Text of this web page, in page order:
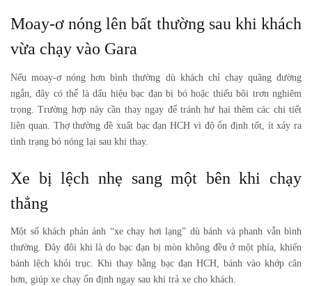
Moay-ơ nóng lên bất thường sau khi khách
vừa chạy vào Gara
Nếu moay-ơ nóng hơn bình thường dù khách chỉ chạy quãng đường
ngắn, đây có thể là dấu hiệu bạc đạn bị bó hoặc thiếu bôi trơn nghiêm
trọng. Trường hợp này cần thay ngay để tránh hư hại thêm các chi tiết
liên quan. Thợ thường đề xuất bạc đạn HCH vì độ ổn định tốt, ít xảy ra
tình trạng bó nóng lại sau khi thay.
Xe bị lệch nhẹ sang một bên khi chạy
thẳng
Một số khách phản ánh “xe chạy hơi lạng” dù bánh và phanh vẫn bình
thường. Đây đôi khi là do bạc đạn bị mòn không đều ở một phía, khiến
bánh lệch khỏi trục. Khi thay bằng bạc đạn HCH, bánh vào khớp cân
hơn, giúp xe chạy ổn định ngay sau khi trả xe cho khách.